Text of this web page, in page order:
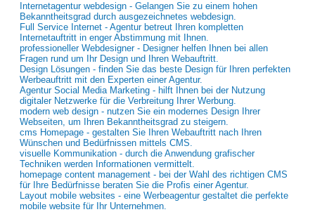
Internetagentur webdesign - Gelangen Sie zu einem hohen
Bekanntheitsgrad durch ausgezeichnetes webdesign.
Full Service Internet - Agentur betreut Ihren kompletten
Internetauftritt in enger Abstimmung mit Ihnen.
professioneller Webdesigner - Designer helfen Ihnen bei allen
Fragen rund um Ihr Design und Ihren Webauftritt.
Design Lösungen - finden Sie das beste Design für Ihren perfekten
Werbeauftritt mit den Experten einer Agentur.
Agentur Social Media Marketing - hilft Ihnen bei der Nutzung
digitaler Netzwerke für die Verbreitung Ihrer Werbung.
modern web design - nutzen Sie ein modernes Design Ihrer
Webseiten, um Ihren Bekanntheitsgrad zu steigern.
cms Homepage - gestalten Sie Ihren Webauftritt nach Ihren
Wünschen und Bedürfnissen mittels CMS.
visuelle Kommunikation - durch die Anwendung grafischer
Techniken werden Informationen vermittelt.
homepage content management - bei der Wahl des richtigen CMS
für Ihre Bedürfnisse beraten Sie die Profis einer Agentur.
Layout mobile websites - eine Werbeagentur gestaltet die perfekte
mobile website für Ihr Unternehmen.